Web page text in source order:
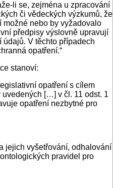
li se, zejména u zpracování
či vědeckých výzkumů, že
možné nebo by vyžadovalo
předpisy výslovně upravují
V těchto případech
opatření.“
stanoví:
opatření s cílem
[…] v čl. 11 odst. 1
opatření nezbytné pro
jejich vyšetřování, odhalování
pravidel pro